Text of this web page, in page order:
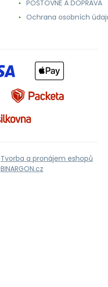
POŠTOVNÉ A DOPRAVA
Ochrana osobních
Tvorba a pronájem eshopů
BINARGON.cz